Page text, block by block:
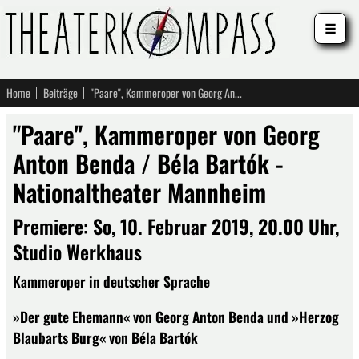
Home Beiträge "Paare", Kammeroper von Georg Anton Benda / Béla Bartók - Nationaltheater Mannheim
"Paare", Kammeroper von Georg
Anton Benda / Béla Bartók -
Nationaltheater Mannheim
Premiere: So, 10. Februar 2019, 20.00 Uhr,
Studio Werkhaus
Kammeroper in deutscher Sprache
»Der gute Ehemann« von Georg Anton Benda und »Herzog
Blaubarts Burg« von Béla Bartók
☰